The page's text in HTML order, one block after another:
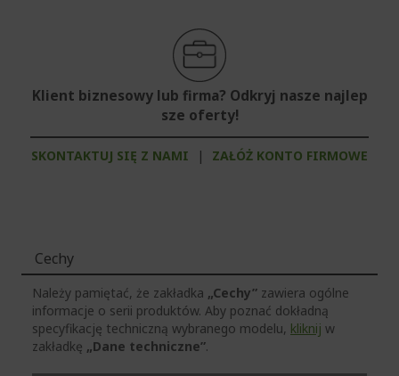
Klient biznesowy lub firma? Odkryj nasze najlep
sze oferty!
SKONTAKTUJ SIĘ Z NAMI | ZAŁÓŻ KONTO FIRMOWE
Cechy
Należy pamiętać, że zakładka „Cechy” zawiera ogólne
informacje o serii produktów. Aby poznać dokładną
specyfikację techniczną wybranego modelu, kliknij w
zakładkę „Dane techniczne”.